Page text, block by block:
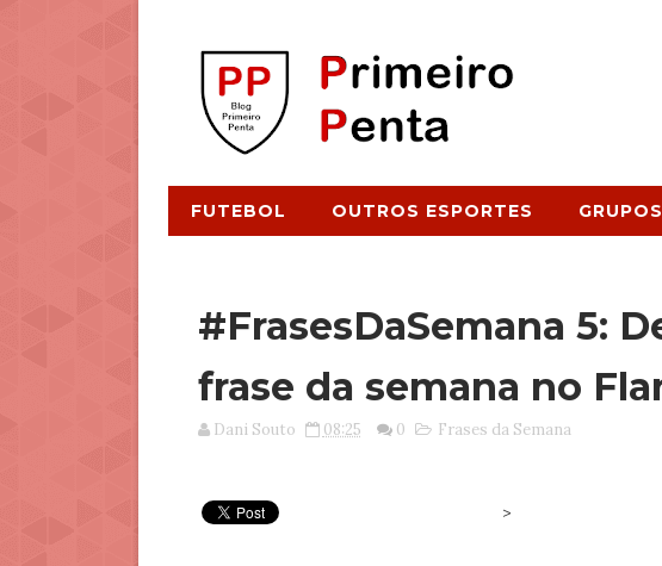
FUTEBOL OUTROS ESPORTES
#FrasesDaSemana 5:
frase da semana no
Dani Souto 08:25 0 Frases da Semana
>